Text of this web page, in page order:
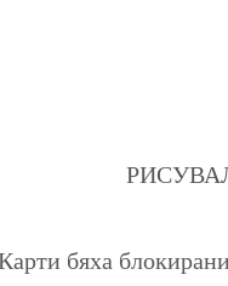
бяха